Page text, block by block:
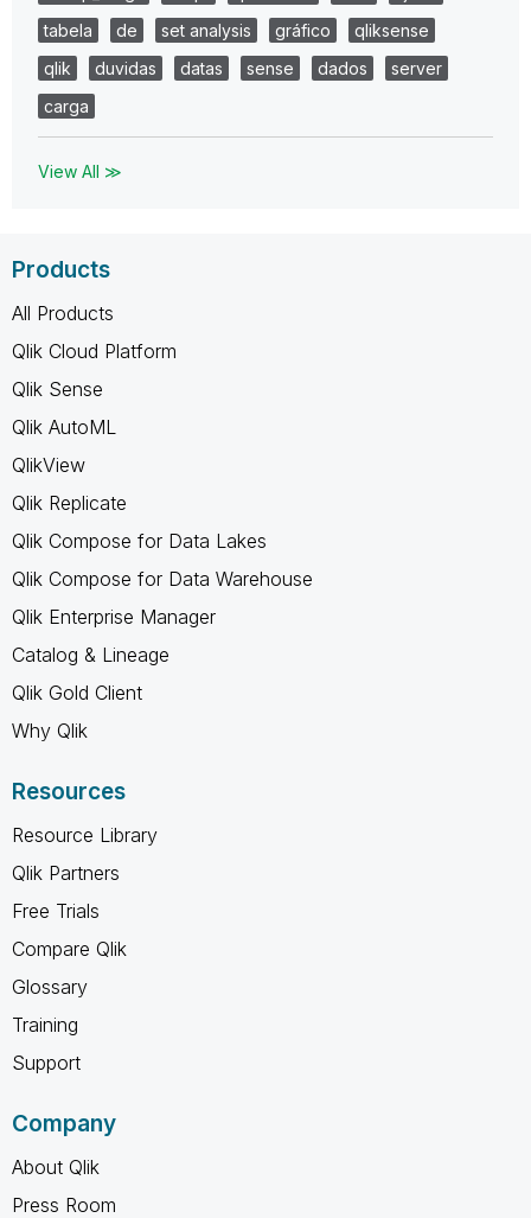
tabela
de set analysis gráfico
qliksense
qlik
duvidas datas sense dados
server
carga
View All ≫
Products
All Products
Qlik Cloud Platform
Qlik Sense
Qlik AutoML
QlikView
Qlik Replicate
Qlik Compose for Data Lakes
Qlik Compose for Data Warehouse
Qlik Enterprise Manager
Catalog & Lineage
Qlik Gold Client
Why Qlik
Resources
Resource Library
Qlik Partners
Free Trials
Compare Qlik
Glossary
Training
Support
Company
About Qlik
Press Room